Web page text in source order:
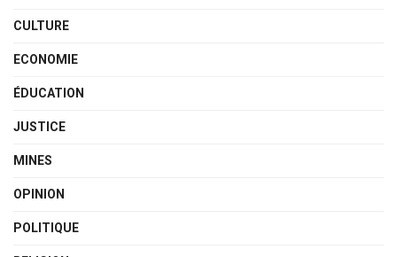
CULTURE
ECONOMIE
ÉDUCATION
JUSTICE
MINES
OPINION
POLITIQUE